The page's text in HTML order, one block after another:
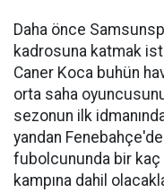
Daha önce
kadrosuna katmak
Caner Koca buhün
orta saha
sezonun ilk
yandan
fubolcununda bir
kampına dahil